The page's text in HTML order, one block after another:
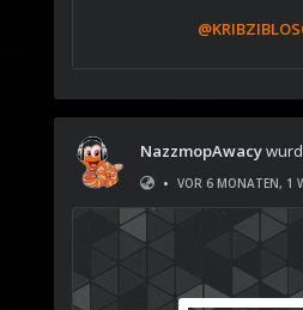
NazzmopAwacy
• VOR 6 MONATEN, 1